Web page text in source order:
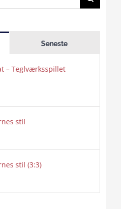
Seneste
– Teglværksspillet
stil
stil (3:3)